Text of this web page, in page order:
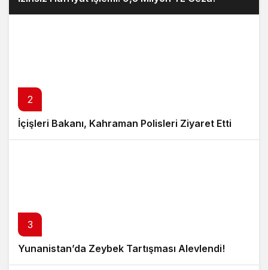
2
İçişleri Bakanı, Kahraman Polisleri Ziyaret Etti
3
Yunanistan’da Zeybek Tartışması Alevlendi!